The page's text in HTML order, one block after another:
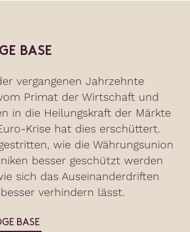
BASE
vergangenen Jahrzehnte
Primat der Wirtschaft und
in die Heilungskraft der Märkte
Krise hat dies erschüttert.
wie die Währungsunion
besser geschützt werden
sich das Auseinanderdriften
verhindern lässt.
BASE